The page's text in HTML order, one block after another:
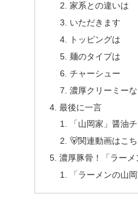
家系との違いは
いただきます
トッピングは
麺のタイプは
チャーシュー
濃厚クリーミー
最後に一言
「山岡家」醤油
🐻関連動画はこ
濃厚豚骨！「ラー
「ラーメンの山